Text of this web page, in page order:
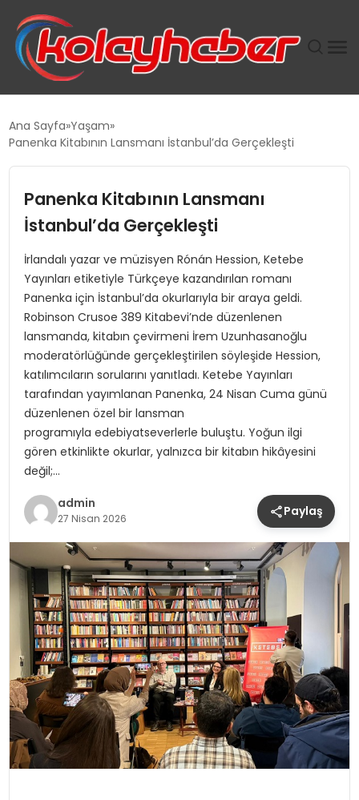
TANYER YAPI ZEMIN MÜHENDISLIĞINDE HEDEF
TOROSLAR’DA PAZAR GERGİNLİĞİ!
Ana Sayfa Yaşam
Panenka Kitabının Lansmanı İstanbul’da Gerçekleşti
Panenka Kitabının Lansmanı
İstanbul’da Gerçekleşti
İrlandalı yazar ve müzisyen Rónán Hession, Ketebe
Yayınları etiketiyle Türkçeye kazandırılan romanı
Panenka için İstanbul’da okurlarıyla bir araya geldi.
Robinson Crusoe 389 Kitabevi’nde düzenlenen
lansmanda, kitabın çevirmeni İrem Uzunhasanoğlu
moderatörlüğünde gerçekleştirilen söyleşide Hession,
katılımcıların sorularını yanıtladı. Ketebe Yayınları
tarafından yayımlanan Panenka, 24 Nisan Cuma günü
düzenlenen özel bir lansman
programıyla edebiyatseverlerle buluştu. Yoğun ilgi
gören etkinlikte okurlar, yalnızca bir kitabın hikâyesini
değil;…
admin
27 Nisan 2026 Paylaş